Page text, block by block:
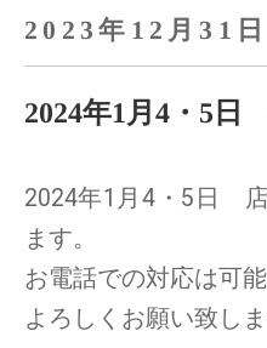
2023年12月31日
2024年1月4・5
2024年1月4・5日
ます。
お電話での対応は可能
よろしくお願い致しま